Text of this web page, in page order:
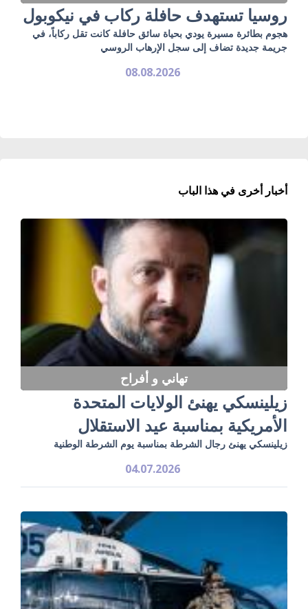
روسيا تستهدف حافلة ركاب في نيكوبول
هجوم بطائرة مسيرة يودي بحياة سائق حافلة كانت تقل ركاباً، في
جريمة جديدة تضاف إلى سجل الإرهاب الروسي
08.08.2026
أخبار أخرى في هذا الباب
تهاني و أفراح
زيلينسكي يهنئ الولايات المتحدة
الأمريكية بمناسبة عيد الاستقلال
زيلينسكي يهنئ رجال الشرطة بمناسبة يوم الشرطة الوطنية
04.07.2026